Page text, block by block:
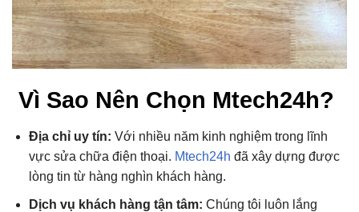
Vì Sao Nên Chọn Mtech24h?
Địa chỉ uy tín: Với nhiều năm kinh nghiệm trong lĩnh
vực sửa chữa điện thoại. Mtech24h đã xây dựng được
lòng tin từ hàng nghìn khách hàng.
Dịch vụ khách hàng tận tâm: Chúng tôi luôn lắng